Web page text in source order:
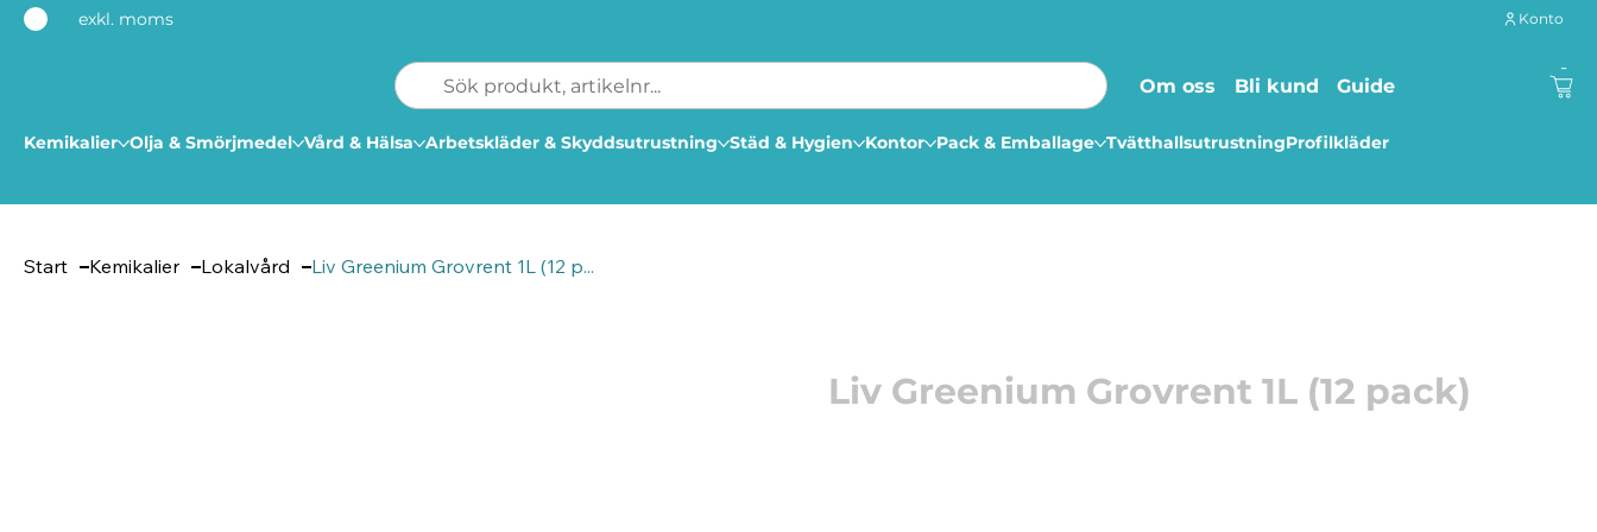
Konto
exkl. moms
Om oss Bli kund Guide
-
Kemikalier Olja & Smörjmedel Vård & Hälsa Arbetskläder & Skyddsutrustning Städ & Hygien Kontor Pack & Emballage TvätthallsutrustningProfilkläder
Start Kemikalier Lokalvård Liv Greenium Grovrent 1L (12 p...
Liv Greenium Grovrent 1L (12 pack)